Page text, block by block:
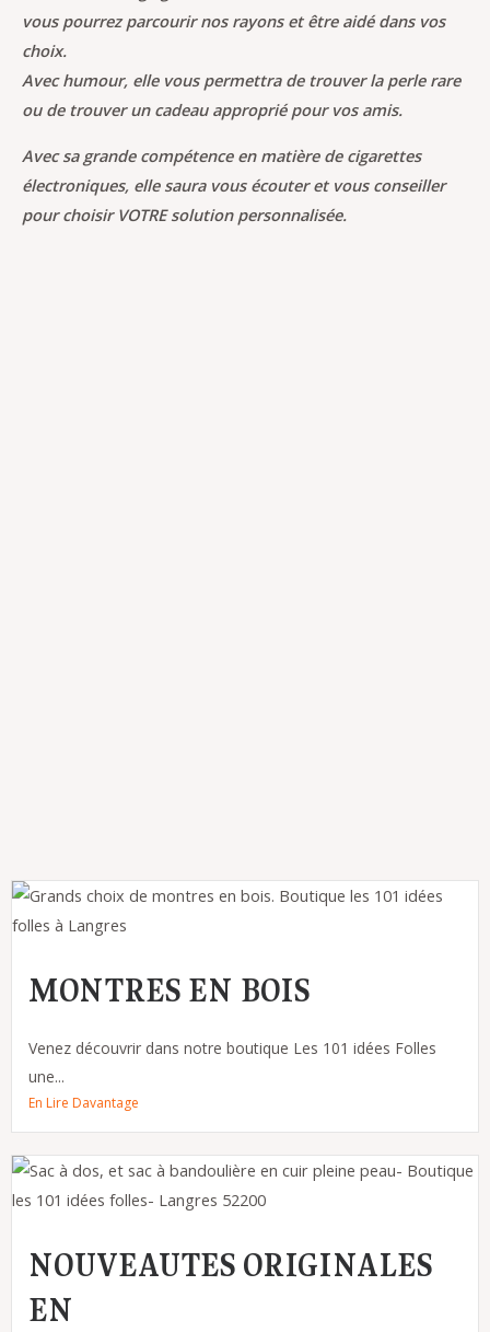
vous pourrez parcourir nos rayons et être aidé dans vos
choix.
Avec humour, elle vous permettra de trouver la perle rare
ou de trouver un cadeau approprié pour vos amis.
Avec sa grande compétence en matière de cigarettes
électroniques, elle saura vous écouter et vous conseiller
pour choisir VOTRE solution personnalisée.
MONTRES EN BOIS
Venez découvrir dans notre boutique Les 101 idées Folles
une...
En Lire Davantage
NOUVEAUTES ORIGINALES
EN